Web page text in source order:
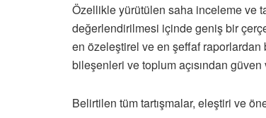
Özellikle yürütülen saha inceleme ve
değerlendirilmesi içinde geniş bir
en özeleştirel ve en şeffaf
bileşenleri ve toplum açısından
Belirtilen tüm tartışmalar, eleştiri ve